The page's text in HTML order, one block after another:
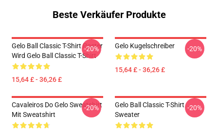
Beste Verkäufer Produkte
Gelo Ball Classic T-Shirt Poster
Wird Gelo Ball Classic T-Shirt
15,64 £ - 36,26 £
-20% Gelo Kugelschreiber
15,64 £ - 36,26 £
-20%
Cavaleiros Do Gelo Sweatshirt
Mit Sweatshirt
-20%
Gelo Ball Classic T-Shirt
Sweater
-20%